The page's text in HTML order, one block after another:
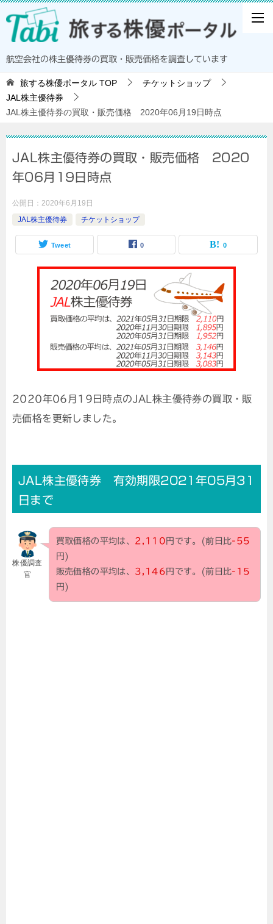
航空会社の株主優待券の買取・販売価格を調査しています
旅する株優ポータル TOP
チケットショップ
JAL株主優待券
JAL株主優待券の買取・販売価格 2020年06月19日時点
JAL株主優待券の買取・販売価格 2020
年06月19日時点
公開日： 2020年6月19日
JAL株主優待券
チケットショップ
Tweet 0 0
2020年06月19日時点のJAL株主優待券の買取・販
売価格を更新しました。
JAL株主優待券 有効期限2021年05月31
日まで
株優調査
官
買取価格の平均は、 2,110 円です。(前日比-55
円)
販売価格の平均は、 3,146 円です。(前日比-15
円)